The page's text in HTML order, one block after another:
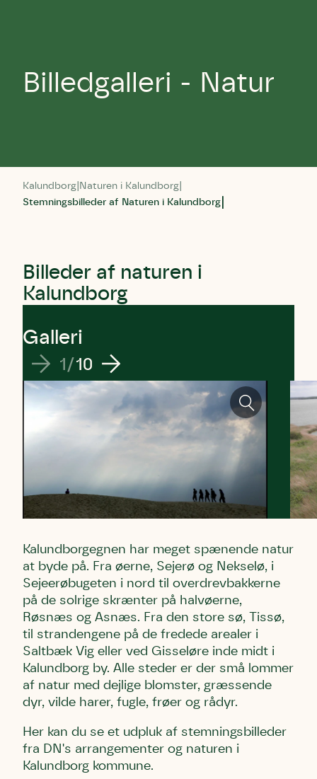
Billedgalleri - Natur
Kalundborg Naturen i Kalundborg
Stemningsbilleder af Naturen i Kalundborg
Billeder af naturen i
Kalundborg
Galleri
1 /10
Kalundborgegnen har meget spænende natur
at byde på. Fra øerne, Sejerø og Nekselø, i
Sejeerøbugeten i nord til overdrevbakkerne
på de solrige skrænter på halvøerne,
Røsnæs og Asnæs. Fra den store sø, Tissø,
til strandengene på de fredede arealer i
Saltbæk Vig eller ved Gisseløre inde midt i
Kalundborg by. Alle steder er der små lommer
af natur med dejlige blomster, græssende
dyr, vilde harer, fugle, frøer og rådyr.
Her kan du se et udpluk af stemningsbilleder
fra DN's arrangementer og naturen i
Kalundborg kommune.
Skriv under (hjørring)
Email
Danmarks Naturfredningsforening må gerne kontakte mig
med nyt om sagen samt fremtidige
underskriftindsamlinger og andre støttemuligheder. Jeg
kontakte persondata@dn.dk
Skriv under nu
Email
Danmarks Naturfredningsforening må gerne kontakte mig
med nyt om sagen samt fremtidige
underskriftindsamlinger og andre støttemuligheder. Jeg
kontakte persondata@dn.dk
Skriv under nu
Storken tilbage til Kolding
Email
Danmarks Naturfredningsforening må gerne kontakte mig
med nyt om sagen samt fremtidige
underskriftindsamlinger og andre støttemuligheder. Jeg
kontakte persondata@dn.dk
Skriv under nu